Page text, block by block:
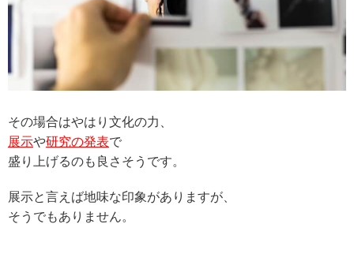
その場合はやはり文化の力、
展示や研究の発表で
盛り上げるのも良さそうです。
展示と言えば地味な印象がありますが、
そうでもありません。